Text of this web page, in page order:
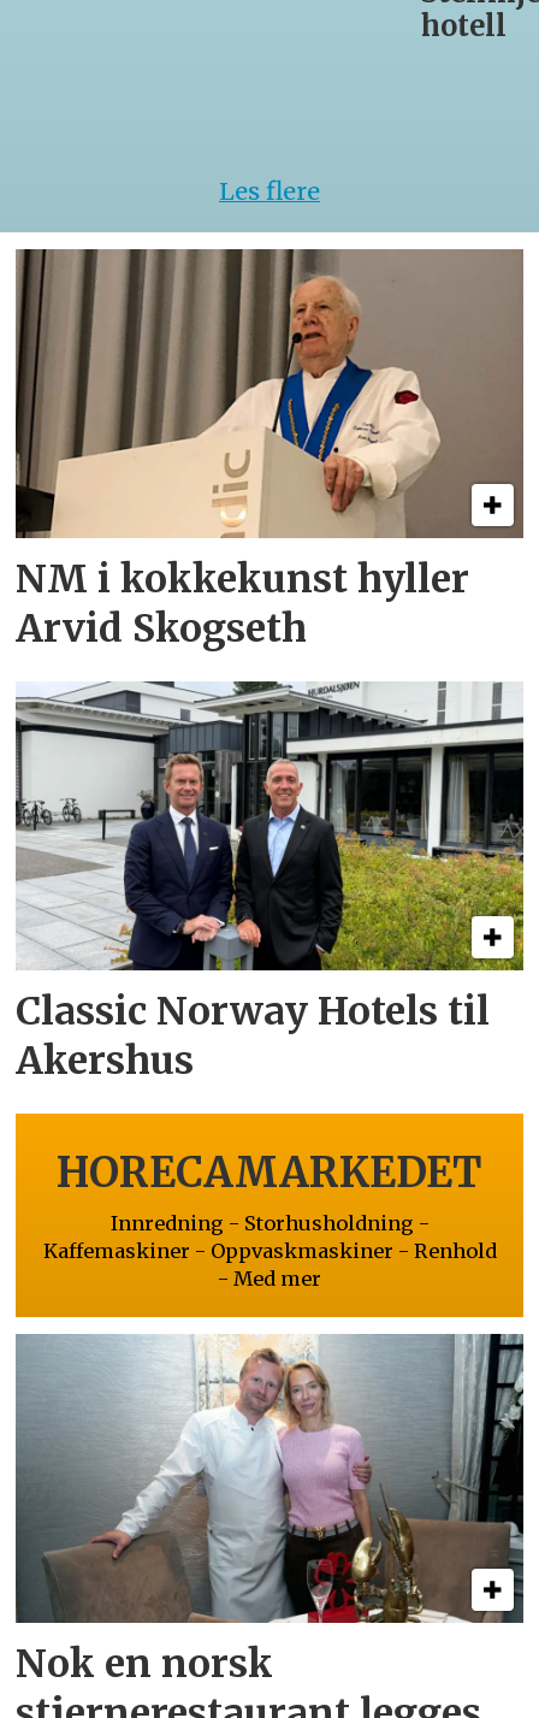
Les flere
NM i kokkekunst hyller
Arvid Skogseth
Classic Norway Hotels til
Akershus
HORECAMARKEDET
Innredning - Storhusholdning -
Kaffemaskiner - Oppvaskmaskiner - Renhold
- Med mer
Nok en norsk